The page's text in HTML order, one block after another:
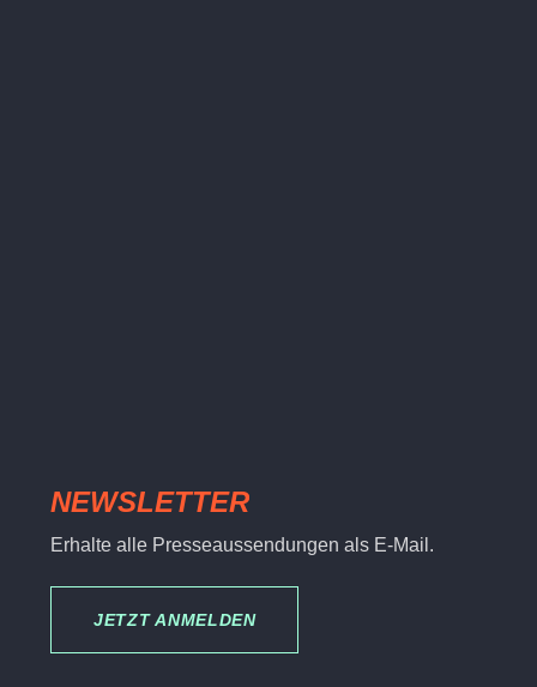
NEWSLETTER
Erhalte alle Presseaussendungen als E-Mail.
JETZT ANMELDEN